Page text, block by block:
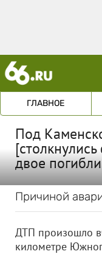
ГЛАВНОЕ
Под
двое погибли
Причиной
ДТП произошло
километре